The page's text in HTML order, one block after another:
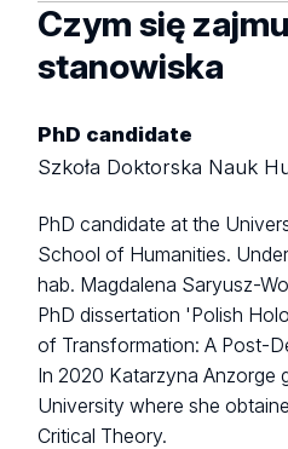
Czym się
stanowiska
PhD candidate
Szkoła Doktorska Nauk
PhD candidate at the
School of Humanities.
hab. Magdalena Saryusz-
PhD dissertation 'Polish
of Transformation: A Post-
In 2020 Katarzyna Anzorge
University where she
Critical Theory.